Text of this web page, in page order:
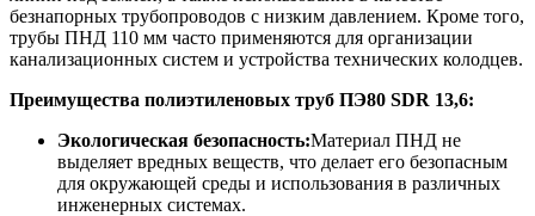
безнапорных трубопроводов с низким давлением. Кроме того,
трубы ПНД 110 мм часто применяются для организации
канализационных систем и устройства технических колодцев.
Преимущества полиэтиленовых труб ПЭ80 SDR 13,6:
Экологическая безопасность:Материал ПНД не
выделяет вредных веществ, что делает его безопасным
для окружающей среды и использования в различных
инженерных системах.